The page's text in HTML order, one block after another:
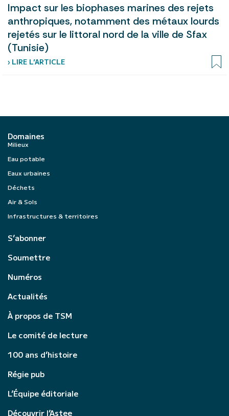
Impact sur les biophases marines des rejets
anthropiques, notamment des métaux lourds
rejetés sur le littoral nord de la ville de Sfax
(Tunisie)
› LIRE L’ARTICLE
Domaines
Milieux
Eau potable
Eaux urbaines
Déchets
Air & Sols
Infrastructures & territoires
S’abonner
Soumettre
Numéros
Actualités
À propos de TSM
Le comité de lecture
100 ans d’histoire
Régie pub
L’Équipe éditoriale
Découvrir l’Astee